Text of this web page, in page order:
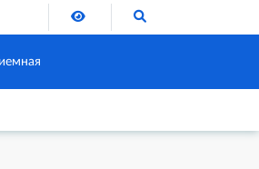
Версия для слабовидящих